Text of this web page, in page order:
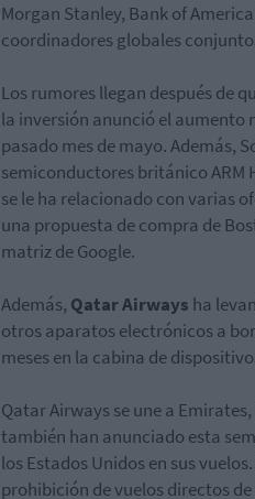
Morgan Stanley, Bank of
coordinadores globales
Los rumores llegan después de
la inversión anunció el
pasado mes de mayo. Además,
semiconductores británico ARM
se le ha relacionado con varias
una propuesta de compra de
matriz de Google.
Además, Qatar Airways ha
otros aparatos electrónicos a
meses en la cabina de
Qatar Airways se une a
también han anunciado esta
los Estados Unidos en sus
prohibición de vuelos directos